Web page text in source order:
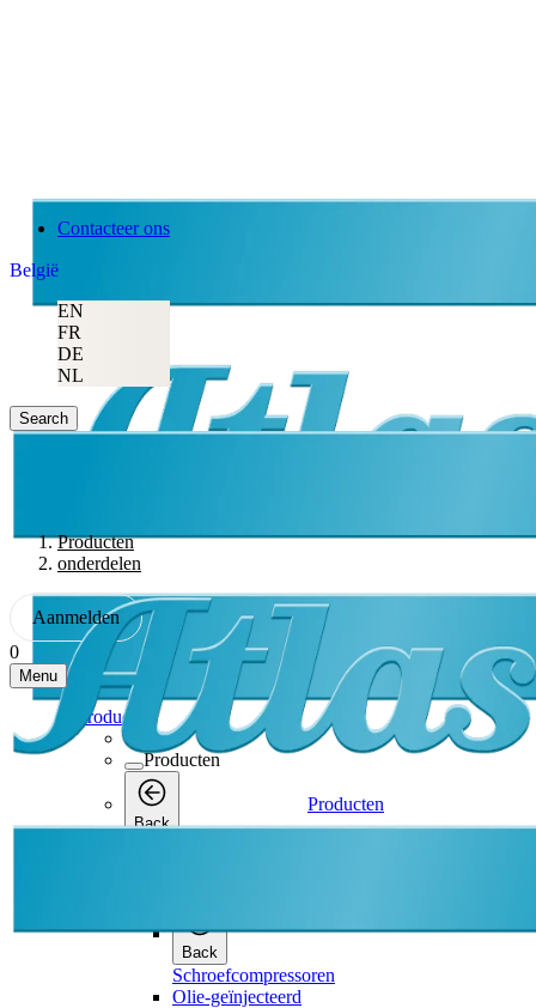
Contacteer ons
België
EN
FR
DE
NL
Search
Producten
onderdelen
Aanmelden
0
Menu
Producten
Producten
Back
Producten
Back
Schroefcompressoren
Olie-geïnjecteerd